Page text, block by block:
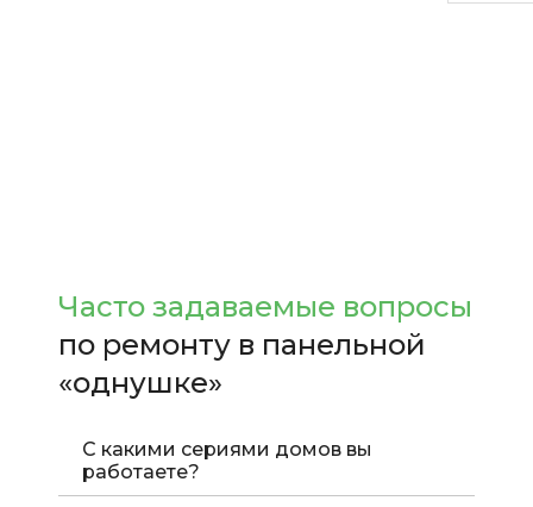
Часто задаваемые вопросы
по ремонту в панельной
«однушке»
С какими сериями домов вы
работаете?